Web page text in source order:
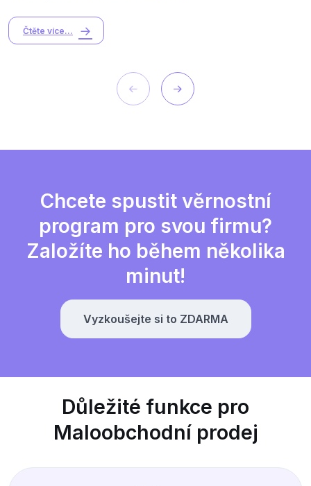
Čtěte více...
Chcete spustit věrnostní
program pro svou firmu?
Založíte ho během několika
minut!
Vyzkoušejte si to ZDARMA
Důležité funkce pro
Maloobchodní prodej